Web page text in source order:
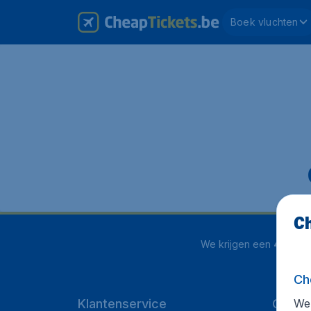
Boek vluchten
We krijgen een 4.1 uit 5
Klantenservice